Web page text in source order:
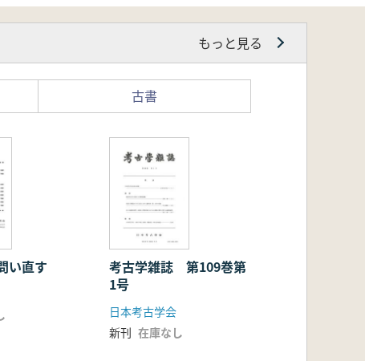
もっと見る
古書
い直す
考古学雑誌 第109巻第
1号
日本考古学会
新刊 在庫なし